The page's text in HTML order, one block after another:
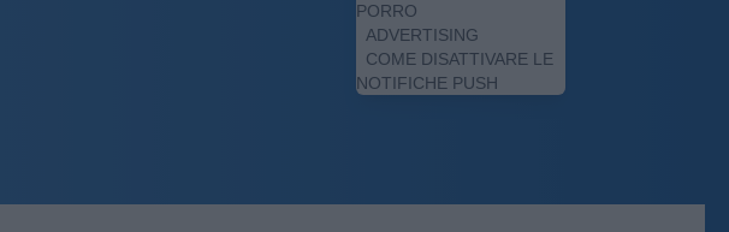
PORRO
ADVERTISING
COME DISATTIVARE LE
NOTIFICHE PUSH